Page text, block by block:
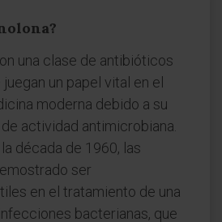
una clase de antibióticos
un papel vital en el
moderna debido a su
actividad antimicrobiana.
década de 1960, las
ser
en el tratamiento de una
bacterianas, que